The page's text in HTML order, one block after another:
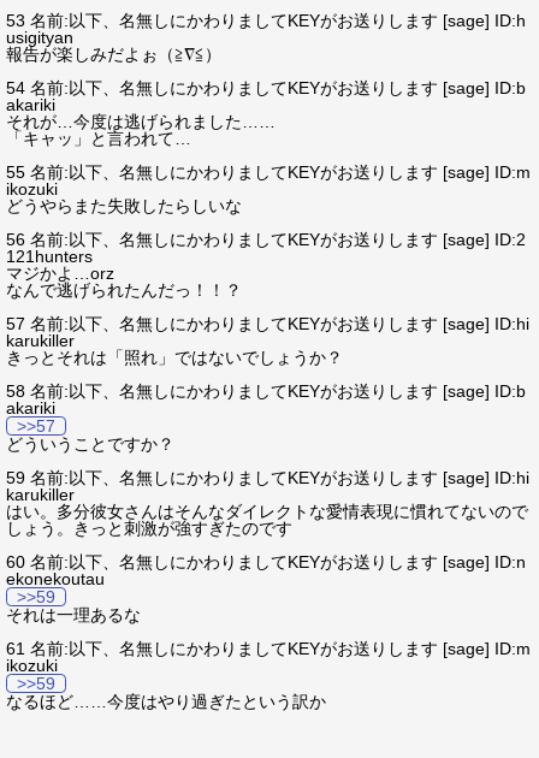
53 名前:以下、名無しにかわりましてKEYがお送りします [sage] ID:h
usigityan
報告が楽しみだよぉ（≧∇≦）
54 名前:以下、名無しにかわりましてKEYがお送りします [sage] ID:b
akariki
それが…今度は逃げられました……
「キャッ」と言われて…
55 名前:以下、名無しにかわりましてKEYがお送りします [sage] ID:m
ikozuki
どうやらまた失敗したらしいな
56 名前:以下、名無しにかわりましてKEYがお送りします [sage] ID:2
121hunters
マジかよ…orz
なんで逃げられたんだっ！！？
57 名前:以下、名無しにかわりましてKEYがお送りします [sage] ID:hi
karukiller
きっとそれは「照れ」ではないでしょうか？
58 名前:以下、名無しにかわりましてKEYがお送りします [sage] ID:b
akariki
>>57
どういうことですか？
59 名前:以下、名無しにかわりましてKEYがお送りします [sage] ID:hi
karukiller
はい。多分彼女さんはそんなダイレクトな愛情表現に慣れてないので
しょう。きっと刺激が強すぎたのです
60 名前:以下、名無しにかわりましてKEYがお送りします [sage] ID:n
ekonekoutau
>>59
それは一理あるな
61 名前:以下、名無しにかわりましてKEYがお送りします [sage] ID:m
ikozuki
>>59
なるほど……今度はやり過ぎたという訳か